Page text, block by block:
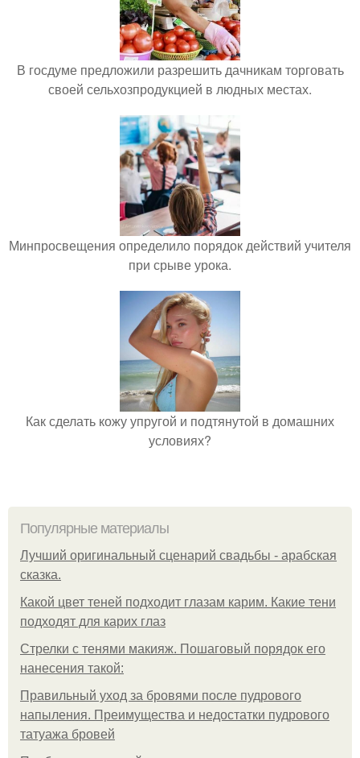
В госдуме предложили разрешить дачникам торговать
своей сельхозпродукцией в людных местах.
Минпросвещения определило порядок действий учителя
при срыве урока.
Как сделать кожу упругой и подтянутой в домашних
условиях?
Популярные материалы
Лучший оригинальный сценарий свадьбы - арабская
сказка.
Какой цвет теней подходит глазам карим. Какие тени
подходят для карих глаз
Стрелки с тенями макияж. Пошаговый порядок его
нанесения такой:
Правильный уход за бровями после пудрового
напыления. Преимущества и недостатки пудрового
татуажа бровей